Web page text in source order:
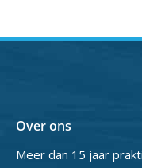
Over ons
Meer dan 15 jaar